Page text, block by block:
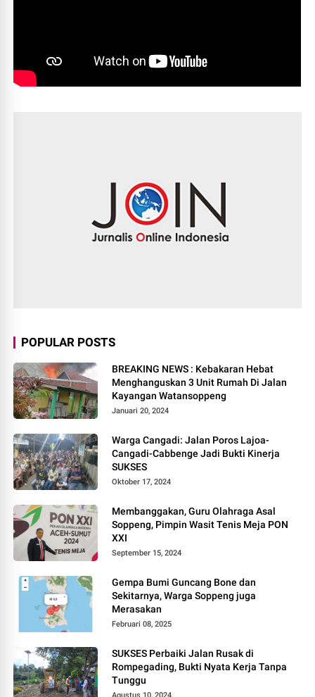
POPULAR POSTS
BREAKING NEWS : Kebakaran Hebat
Menghanguskan 3 Unit Rumah Di Jalan
Kayangan Watansoppeng
Januari 20, 2024
Warga Cangadi: Jalan Poros Lajoa-
Cangadi-Cabbenge Jadi Bukti Kinerja
SUKSES
Oktober 17, 2024
Membanggakan, Guru Olahraga Asal
Soppeng, Pimpin Wasit Tenis Meja PON
XXI
September 15, 2024
Gempa Bumi Guncang Bone dan
Sekitarnya, Warga Soppeng juga
Merasakan
Februari 08, 2025
SUKSES Perbaiki Jalan Rusak di
Rompegading, Bukti Nyata Kerja Tanpa
Tunggu
Agustus 10, 2024